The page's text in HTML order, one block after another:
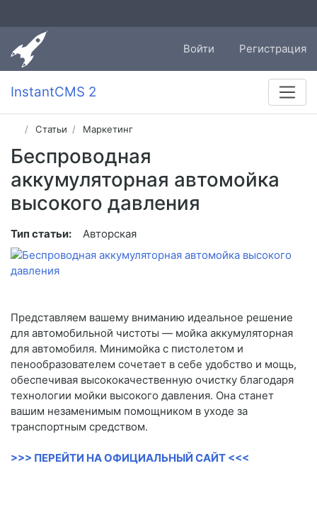
Войти Регистрация
InstantCMS 2
Статьи Маркетинг
Беспроводная
аккумуляторная автомойка
высокого давления
Тип статьи: Авторская
Представляем вашему вниманию идеальное решение
для автомобильной чистоты — мойка аккумуляторная
для автомобиля. Минимойка с пистолетом и
пенообразователем сочетает в себе удобство и мощь,
обеспечивая высококачественную очистку благодаря
технологии мойки высокого давления. Она станет
вашим незаменимым помощником в уходе за
транспортным средством.
>>> ПЕРЕЙТИ НА ОФИЦИАЛЬНЫЙ САЙТ <<<